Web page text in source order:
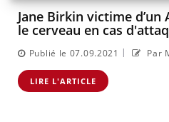
Jane Birkin victime d’un
le cerveau en cas
Publié le 07.09.2021 | Par
LIRE L'ARTICLE